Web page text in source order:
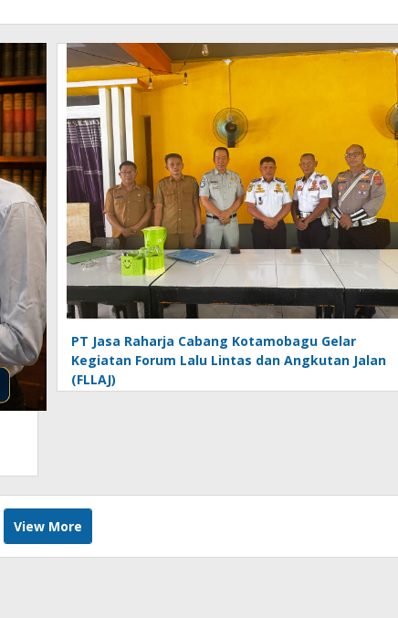
PT Jasa Raharja Cabang Kotamobagu Gelar
Kegiatan Forum Lalu Lintas dan Angkutan Jalan
(FLLAJ)
View More